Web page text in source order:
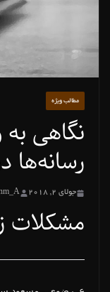
مطالب ویژه
نگاهی
رسانه‌ها
جولای 2, 2018
مشکلات